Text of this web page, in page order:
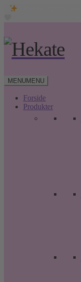
navigation
indhold
MENUMENU
Forside
Produkter